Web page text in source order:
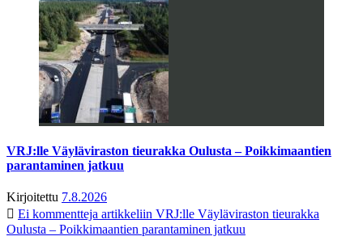
VRJ:lle Väyläviraston tieurakka Oulusta – Poikkimaantien
parantaminen jatkuu
Kirjoitettu 7.8.2026
Ei kommentteja artikkeliin VRJ:lle Väyläviraston tieurakka
Oulusta – Poikkimaantien parantaminen jatkuu